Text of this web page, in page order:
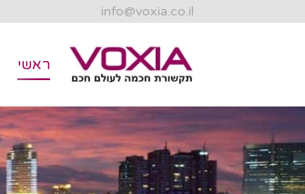
info@voxia.co.il
ראשי
ראשי